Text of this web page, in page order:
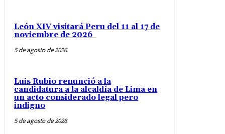
León XIV visitará Peru del 11 al 17 de
noviembre de 2026
5 de agosto de 2026
Luis Rubio renunció a la
candidatura a la alcaldía de Lima en
un acto considerado legal pero
indigno
5 de agosto de 2026